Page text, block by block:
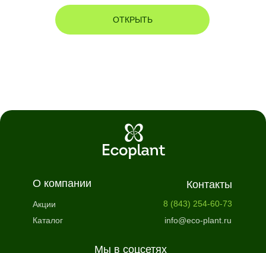
ОТКРЫТЬ
info@eco-plant.ru
Контакты
8 (843) 254-60-73
Мы в соцсетях
О компании
Каталог
Акции